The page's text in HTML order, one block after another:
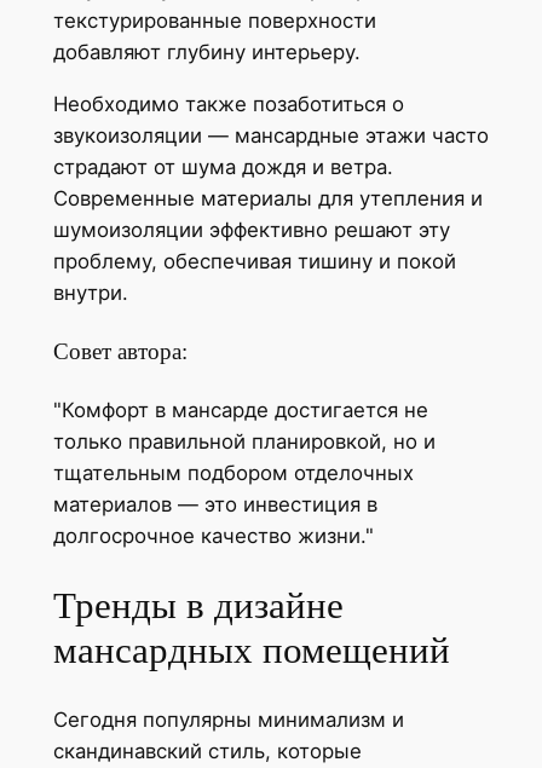
текстурированные поверхности
добавляют глубину интерьеру.
Необходимо также позаботиться о
звукоизоляции — мансардные этажи часто
страдают от шума дождя и ветра.
Современные материалы для утепления и
шумоизоляции эффективно решают эту
проблему, обеспечивая тишину и покой
внутри.
Совет автора:
Комфорт в мансарде достигается не
только правильной планировкой, но и
тщательным подбором отделочных
материалов — это инвестиция в
долгосрочное качество жизни.
Тренды в дизайне
мансардных помещений
Сегодня популярны минимализм и
скандинавский стиль, которые